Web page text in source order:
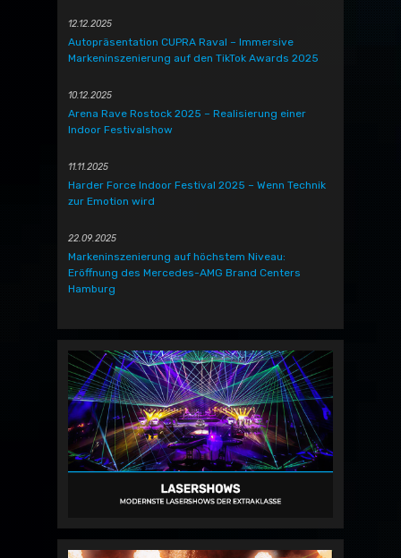
12.12.2025
Autopräsentation CUPRA Raval – Immersive
Markeninszenierung auf den TikTok Awards 2025
10.12.2025
Arena Rave Rostock 2025 – Realisierung einer
Indoor Festivalshow
11.11.2025
Harder Force Indoor Festival 2025 – Wenn Technik
zur Emotion wird
22.09.2025
Markeninszenierung auf höchstem Niveau:
Eröffnung des Mercedes-AMG Brand Centers
Hamburg